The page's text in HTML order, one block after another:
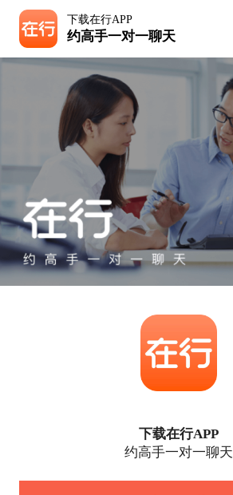
下载在行APP
约高手一对一聊天
下载在行APP
约高手一对一聊天